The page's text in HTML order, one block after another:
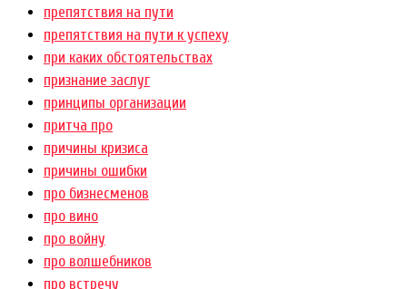
препятствия на пути
препятствия на пути к успеху
при каких обстоятельствах
признание заслуг
принципы организации
притча про
причины кризиса
причины ошибки
про бизнесменов
про вино
про войну
про волшебников
про встречу